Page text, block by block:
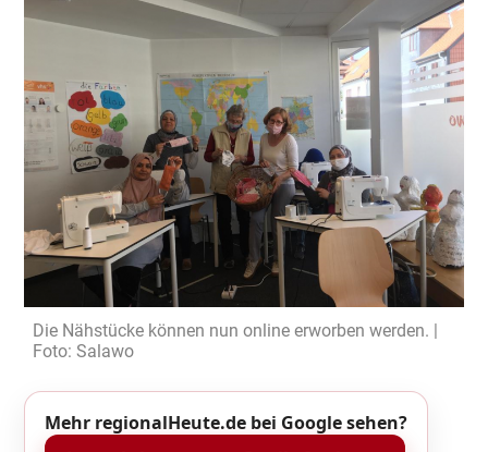
Die Nähstücke können nun online erworben werden. |
Foto: Salawo
Mehr regionalHeute.de bei Google sehen?